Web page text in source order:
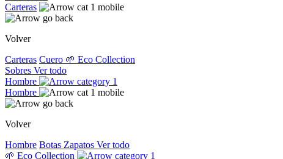
Carteras
Volver
Carteras Cuero 🌱 Eco Collection
Sobres Ver todo
Hombre
Hombre
Volver
Hombre Botas Zapatos Ver todo
🌱 Eco Collection